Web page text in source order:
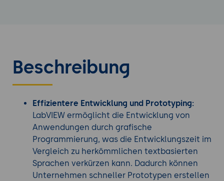
Beschreibung
Effizientere Entwicklung und Prototyping:
LabVIEW ermöglicht die Entwicklung von
Anwendungen durch grafische
Programmierung, was die Entwicklungszeit im
Vergleich zu herkömmlichen textbasierten
Sprachen verkürzen kann. Dadurch können
Unternehmen schneller Prototypen erstellen